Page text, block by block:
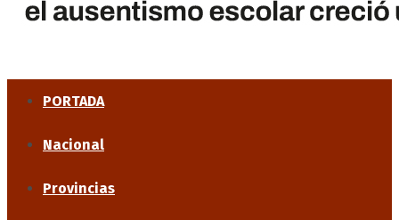
PORTADA
Nacional
Provincias